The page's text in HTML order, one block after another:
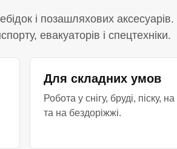
і позашляхових
евакуаторів і спецтехніки.
Для складних умов
Робота у снігу, бруді, піску,
та на бездоріжжі.